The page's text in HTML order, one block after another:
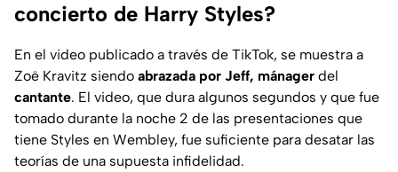
concierto de Harry Styles?
En el video publicado a través de TikTok, se muestra a
Zoë Kravitz siendo abrazada por Jeff, mánager del
cantante. El video, que dura algunos segundos y que fue
tomado durante la noche 2 de las presentaciones que
tiene Styles en Wembley, fue suficiente para desatar las
teorías de una supuesta infidelidad.